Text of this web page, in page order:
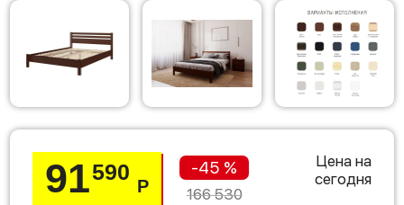
91590
Р
-45 %
166 530
Цена на
сегодня